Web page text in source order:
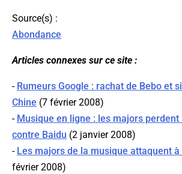
Source(s) :
Abondance
Articles connexes sur ce site :
- Rumeurs Google : rachat de Bebo et
Chine (7 février 2008)
- Musique en ligne : les majors
contre Baidu (2 janvier 2008)
- Les majors de la musique attaquent
février 2008)